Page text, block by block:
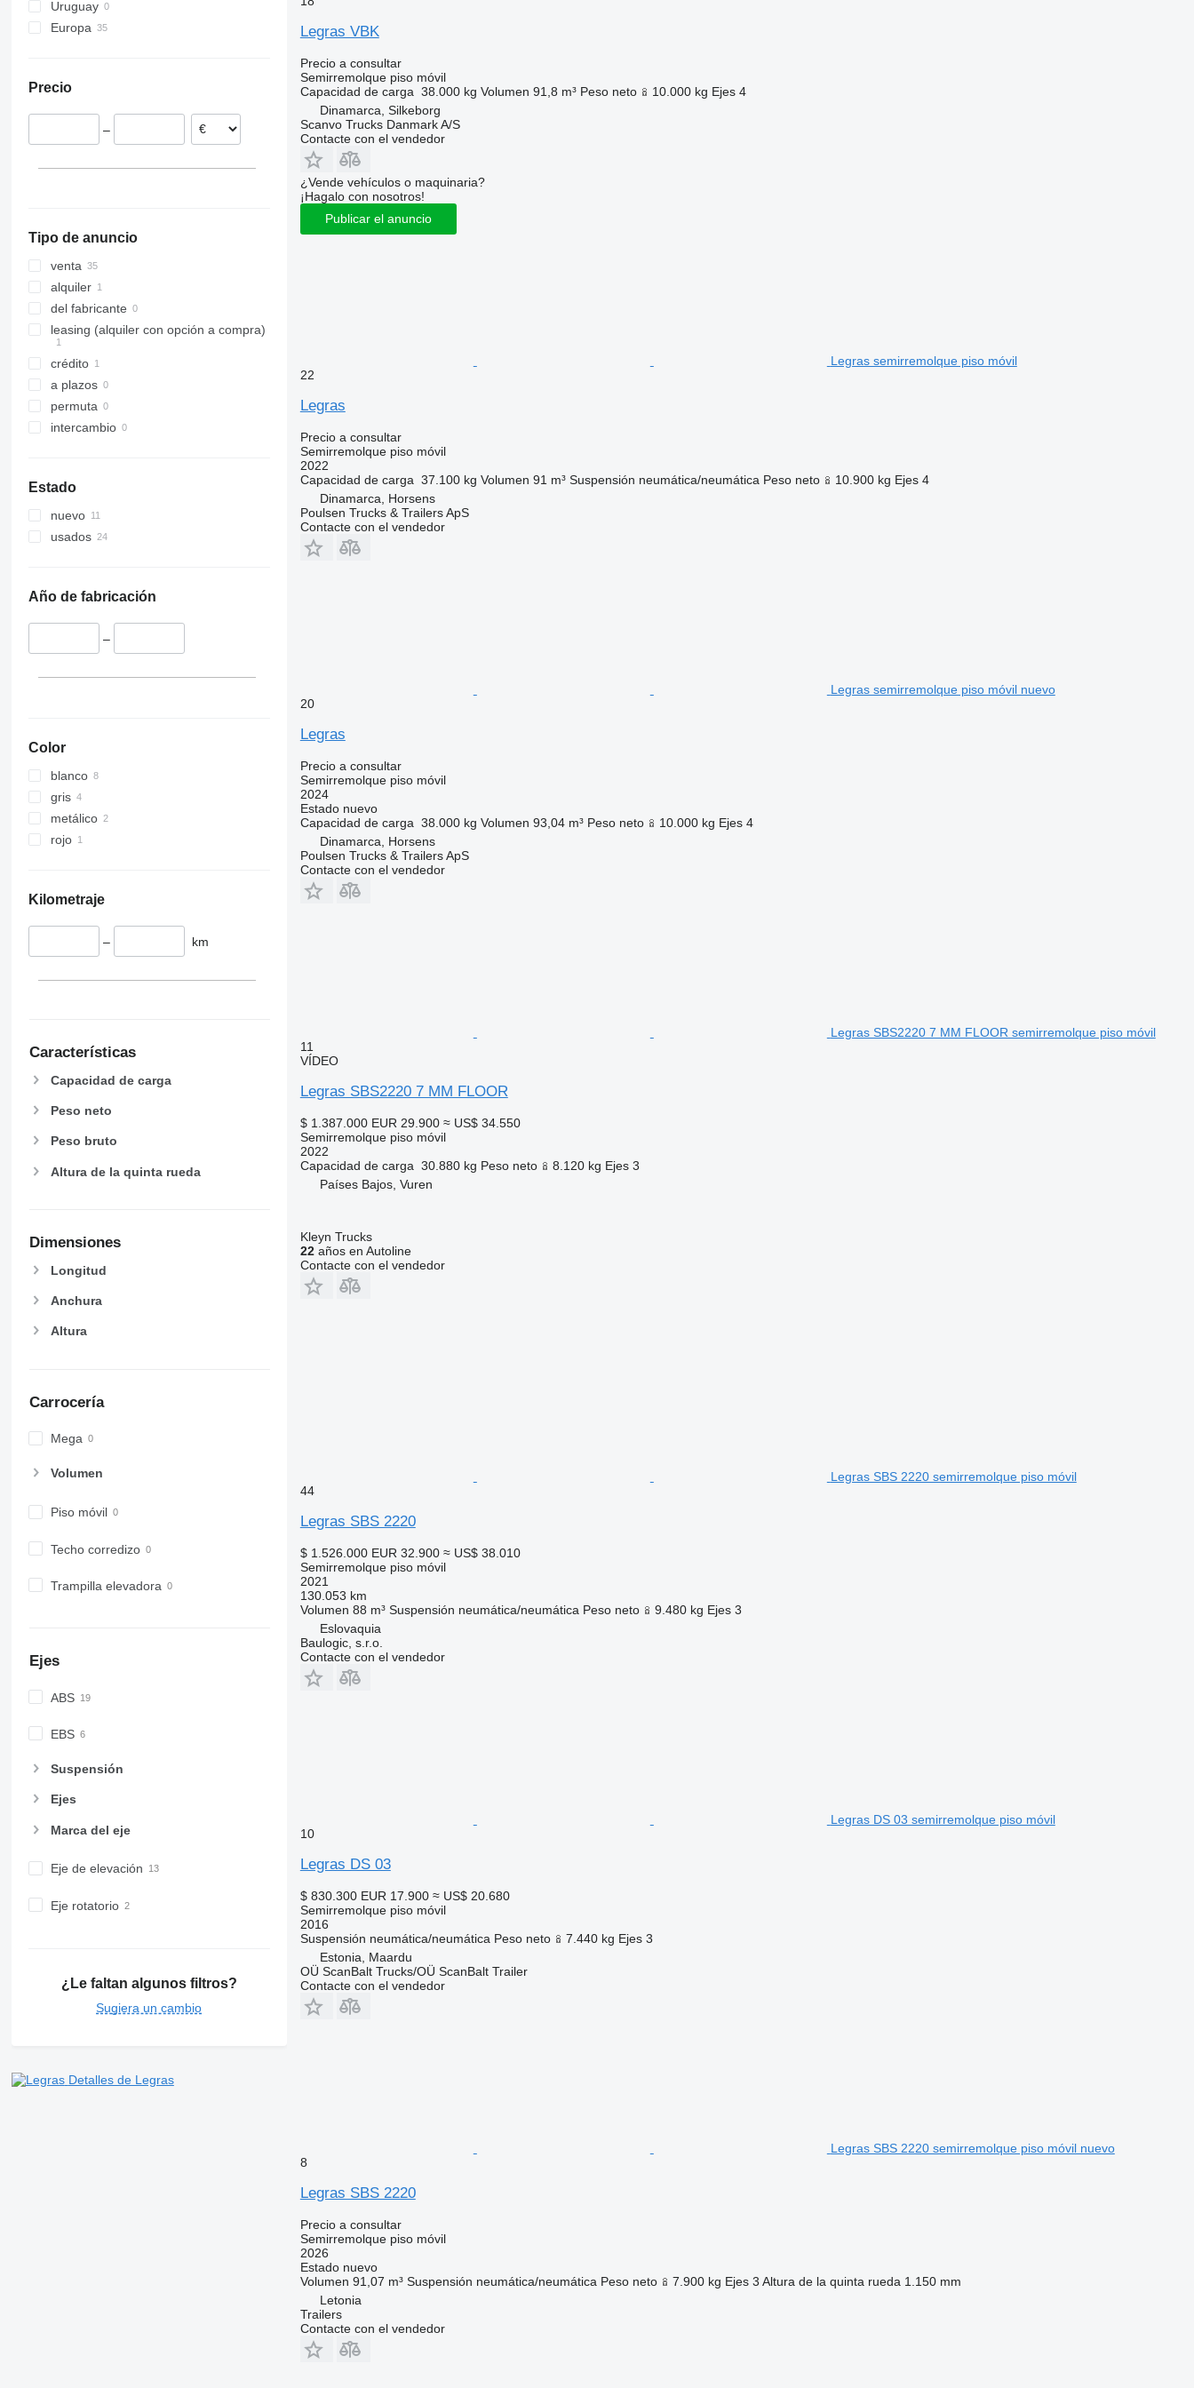
Uruguay
Europa
Italia
Eslovaquia
Precio
–
Tipo de anuncio
venta
alquiler
del fabricante
leasing (alquiler con opción a compra)
crédito
a plazos
permuta
intercambio
Estado
nuevo
usados
Año de fabricación
–
Color
blanco
gris
metálico
rojo
Kilometraje
– km
Características
Capacidad de carga
Peso neto
Peso bruto
Altura de la quinta rueda
Dimensiones
Longitud
Anchura
Altura
Carrocería
Mega
Volumen
Piso móvil
Techo corredizo
Trampilla elevadora
Ejes
ABS
EBS
Suspensión
Ejes
Marca del eje
Eje de elevación
Eje rotatorio
¿Le faltan algunos filtros?
Sugiera un cambio
Detalles de Legras
Legras VBK
Precio a consultar
Semirremolque piso móvil
Capacidad de carga 38.000 kg Volumen 91,8 m³ Peso neto 10.000 kg Ejes 4
Dinamarca, Silkeborg
Scanvo Trucks Danmark A/S
Contacte con el vendedor
¿Vende vehículos o maquinaria?
¡Hagalo con nosotros!
Publicar el anuncio
Legras semirremolque piso móvil
22
Legras
Precio a consultar
Semirremolque piso móvil
2022
Capacidad de carga 37.100 kg Volumen 91 m³ Suspensión neumática/neumática Peso neto 10.900 kg Ejes 4
Dinamarca, Horsens
Poulsen Trucks & Trailers ApS
Contacte con el vendedor
Legras semirremolque piso móvil nuevo
20
Legras
Precio a consultar
Semirremolque piso móvil
2024
Estadonuevo
Capacidad de carga 38.000 kg Volumen 93,04 m³ Peso neto 10.000 kg Ejes 4
Dinamarca, Horsens
Poulsen Trucks & Trailers ApS
Contacte con el vendedor
Legras SBS2220 7 MM FLOOR semirremolque piso móvil
11
VÍDEO
Legras SBS2220 7 MM FLOOR
$ 1.387.000 EUR 29.900 ≈ US$ 34.550
Semirremolque piso móvil
2022
Capacidad de carga 30.880 kg Peso neto 8.120 kg Ejes 3
Países Bajos, Vuren
Kleyn Trucks
22años en Autoline
Contacte con el vendedor
Legras SBS 2220 semirremolque piso móvil
44
Legras SBS 2220
$ 1.526.000 EUR 32.900 ≈ US$ 38.010
Semirremolque piso móvil
2021
130.053 km
Volumen 88 m³ Suspensión neumática/neumática Peso neto 9.480 kg Ejes 3
Eslovaquia
Baulogic, s.r.o.
Contacte con el vendedor
Legras DS 03 semirremolque piso móvil
10
Legras DS 03
$ 830.300 EUR 17.900 ≈ US$ 20.680
Semirremolque piso móvil
2016
Suspensión neumática/neumática Peso neto 7.440 kg Ejes 3
Estonia, Maardu
OÜ ScanBalt Trucks/OÜ ScanBalt Trailer
Contacte con el vendedor
Legras SBS 2220 semirremolque piso móvil nuevo
8
Legras SBS 2220
Precio a consultar
Semirremolque piso móvil
2026
Estadonuevo
Volumen 91,07 m³ Suspensión neumática/neumática Peso neto 7.900 kg Ejes 3 Altura de la quinta rueda 1.150 mm
Letonia
Trailers
Contacte con el vendedor